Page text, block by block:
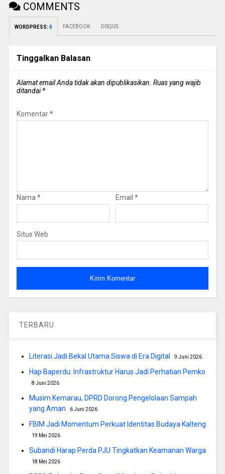
COMMENTS
WORDPRESS: 0 FACEBOOK: DISQUS:
Tinggalkan Balasan
Alamat email Anda tidak akan dipublikasikan. Ruas yang wajib
ditandai*
Komentar*
Nama * Email *
Situs Web
TERBARU
Literasi Jadi Bekal Utama Siswa di Era Digital 9 Juni 2026
Hap Baperdu: Infrastruktur Harus Jadi Perhatian Pemko
8 Juni 2026
Musim Kemarau, DPRD Dorong Pengelolaan Sampah
yang Aman
6 Juni 2026
FBIM Jadi Momentum Perkuat Identitas Budaya Kalteng
19 Mei 2026
Subandi Harap Perda PJU Tingkatkan Keamanan Warga
18 Mei 2026